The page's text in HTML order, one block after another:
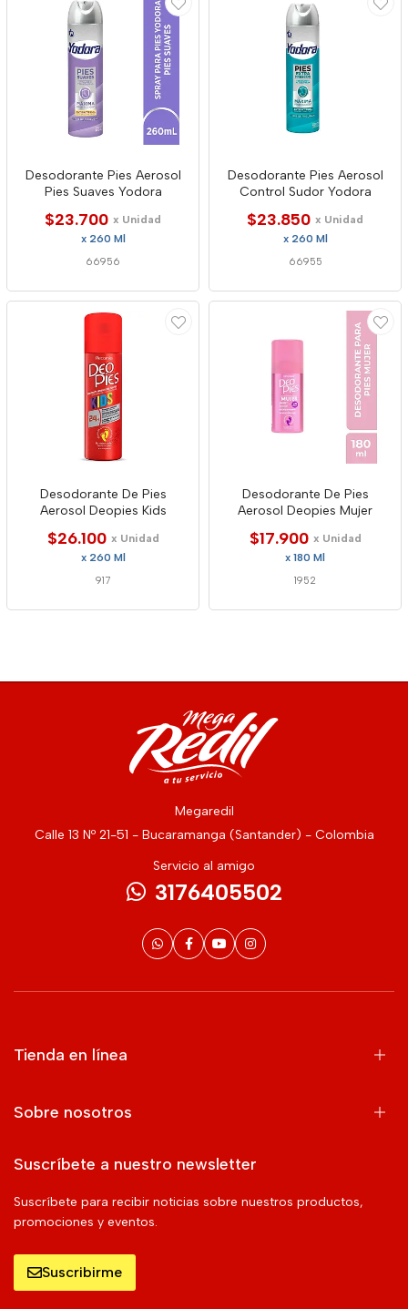
Desodorante Pies Aerosol
Pies Suaves Yodora
$23.700 x Unidad
x 260 Ml
66956
Desodorante Pies Aerosol
Control Sudor Yodora
$23.850 x Unidad
x 260 Ml
66955
Desodorante De Pies
Aerosol Deopies Kids
$26.100 x Unidad
x 260 Ml
917
Desodorante De Pies
Aerosol Deopies Mujer
$17.900 x Unidad
x 180 Ml
1952
Megaredil
Calle 13 Nº 21-51 - Bucaramanga (Santander) - Colombia
Servicio al amigo
3176405502
Tienda en línea
Sobre nosotros
Suscríbete a nuestro newsletter
Suscríbete para recibir noticias sobre nuestros productos,
promociones y eventos.
Suscribirme